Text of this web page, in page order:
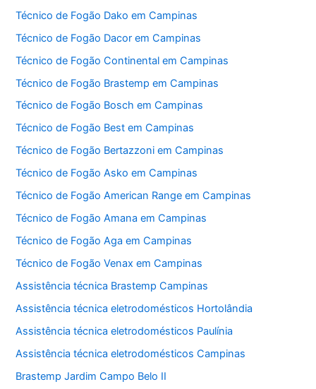
Técnico de Fogão Dako em Campinas
Técnico de Fogão Dacor em Campinas
Técnico de Fogão Continental em Campinas
Técnico de Fogão Brastemp em Campinas
Técnico de Fogão Bosch em Campinas
Técnico de Fogão Best em Campinas
Técnico de Fogão Bertazzoni em Campinas
Técnico de Fogão Asko em Campinas
Técnico de Fogão American Range em Campinas
Técnico de Fogão Amana em Campinas
Técnico de Fogão Aga em Campinas
Técnico de Fogão Venax em Campinas
Assistência técnica Brastemp Campinas
Assistência técnica eletrodomésticos Hortolândia
Assistência técnica eletrodomésticos Paulínia
Assistência técnica eletrodomésticos Campinas
Brastemp Jardim Campo Belo II